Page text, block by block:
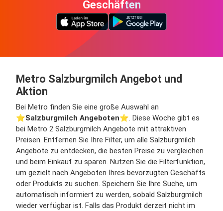
Geschäften
Metro Salzburgmilch Angebot und
Aktion
Bei Metro finden Sie eine große Auswahl an
⭐️Salzburgmilch Angeboten⭐️. Diese Woche gibt es
bei Metro 2 Salzburgmilch Angebote mit attraktiven
Preisen. Entfernen Sie Ihre Filter, um alle Salzburgmilch
Angebote zu entdecken, die besten Preise zu vergleichen
und beim Einkauf zu sparen. Nutzen Sie die Filterfunktion,
um gezielt nach Angeboten Ihres bevorzugten Geschäfts
oder Produkts zu suchen. Speichern Sie Ihre Suche, um
automatisch informiert zu werden, sobald Salzburgmilch
wieder verfügbar ist. Falls das Produkt derzeit nicht im